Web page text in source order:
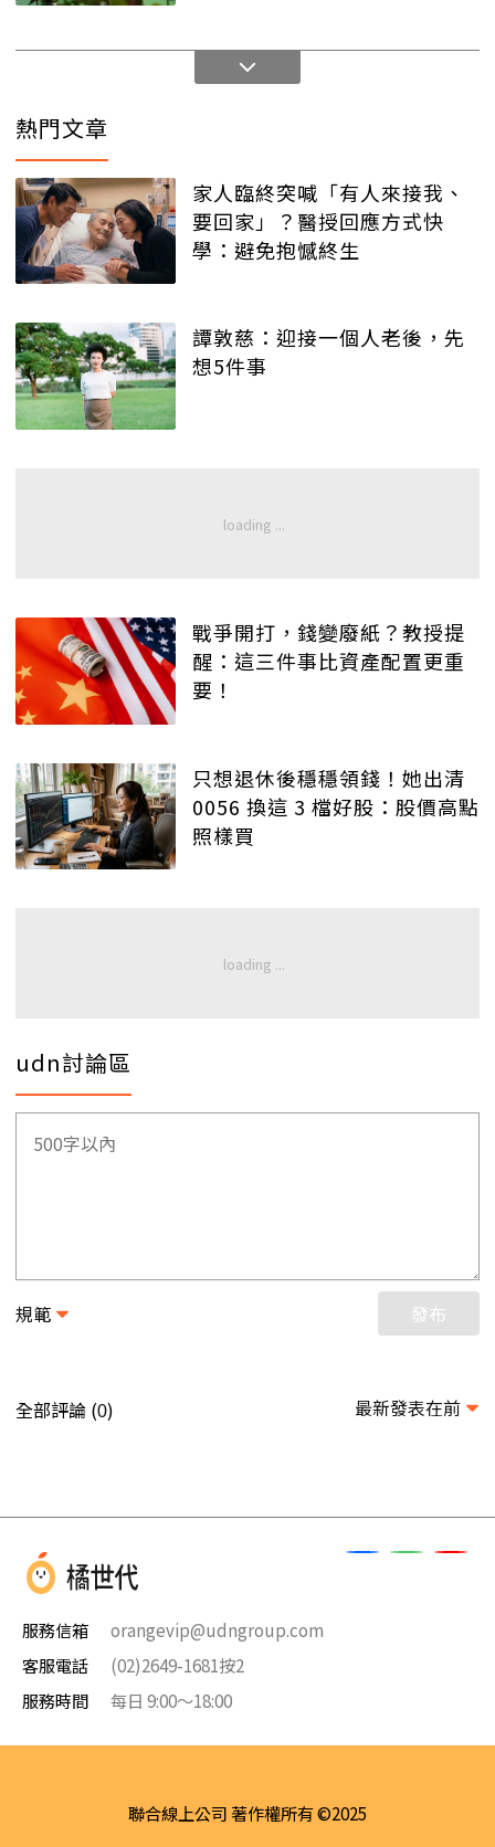
熱門文章
家人臨終突喊「有人來接我、
要回家」？醫授回應方式快
學：避免抱憾終生
譚敦慈：迎接一個人老後，先
想5件事
戰爭開打，錢變廢紙？教授提
醒：這三件事比資產配置更重
要！
只想退休後穩穩領錢！她出清
0056 換這 3 檔好股：股價高點
照樣買
udn討論區
規範 發布
全部評論 (0) 最新發表在前
服務信箱
orangevip@udngroup.com
客服電話
(02)2649-1681按2
服務時間
每日 9:00～18:00
聯合線上公司 著作權所有 ©2025